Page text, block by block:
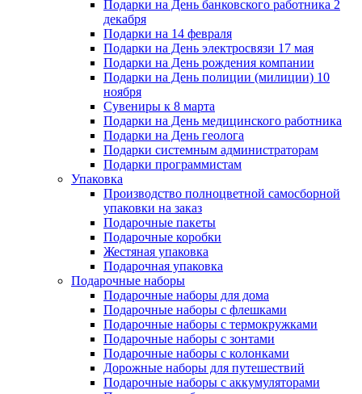
Подарки на День банковского работника 2
декабря
Подарки на 14 февраля
Подарки на День электросвязи 17 мая
Подарки на День рождения компании
Подарки на День полиции (милиции) 10
ноября
Сувениры к 8 марта
Подарки на День медицинского работника
Подарки на День геолога
Подарки системным администраторам
Подарки программистам
Упаковка
Производство полноцветной самосборной
упаковки на заказ
Подарочные пакеты
Подарочные коробки
Жестяная упаковка
Подарочная упаковка
Подарочные наборы
Подарочные наборы для дома
Подарочные наборы с флешками
Подарочные наборы с термокружками
Подарочные наборы с зонтами
Подарочные наборы с колонками
Дорожные наборы для путешествий
Подарочные наборы с аккумуляторами